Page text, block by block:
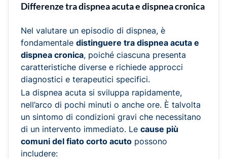
Differenze tra dispnea acuta e dispnea cronica
Nel valutare un episodio di dispnea, è
fondamentale distinguere tra dispnea acuta e
dispnea cronica, poiché ciascuna presenta
caratteristiche diverse e richiede approcci
diagnostici e terapeutici specifici.
La dispnea acuta si sviluppa rapidamente,
nell’arco di pochi minuti o anche ore. È talvolta
un sintomo di condizioni gravi che necessitano
di un intervento immediato. Le cause più
comuni del fiato corto acuto possono
includere: